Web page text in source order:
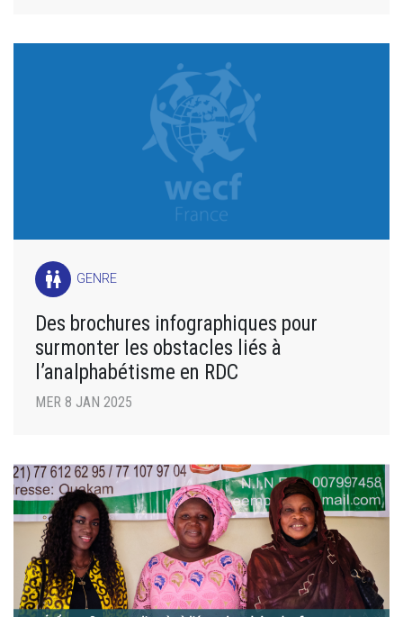
wc GENRE
Des brochures infographiques pour
surmonter les obstacles liés à
l’analphabétisme en RDC
MER 8 JAN 2025